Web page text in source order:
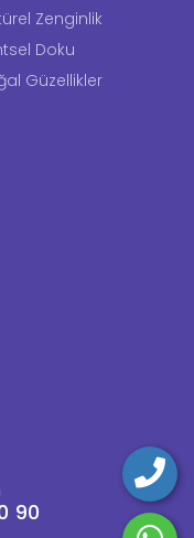
Zenginlik
Doku
Güzellikler
90